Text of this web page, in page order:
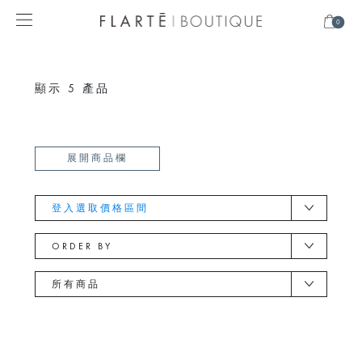
0
顯示5 產品
展開商品欄
登入選取價格區間
ORDER BY
所有商品